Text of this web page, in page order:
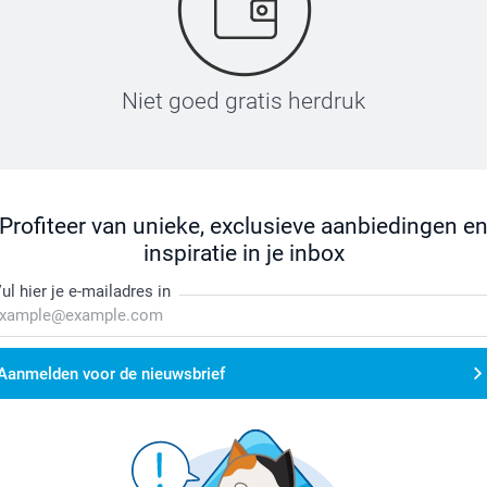
Niet goed gratis herdruk
Profiteer van unieke, exclusieve aanbiedingen en
inspiratie in je inbox
hier je e-mailadres in
voor de nieuwsbrief